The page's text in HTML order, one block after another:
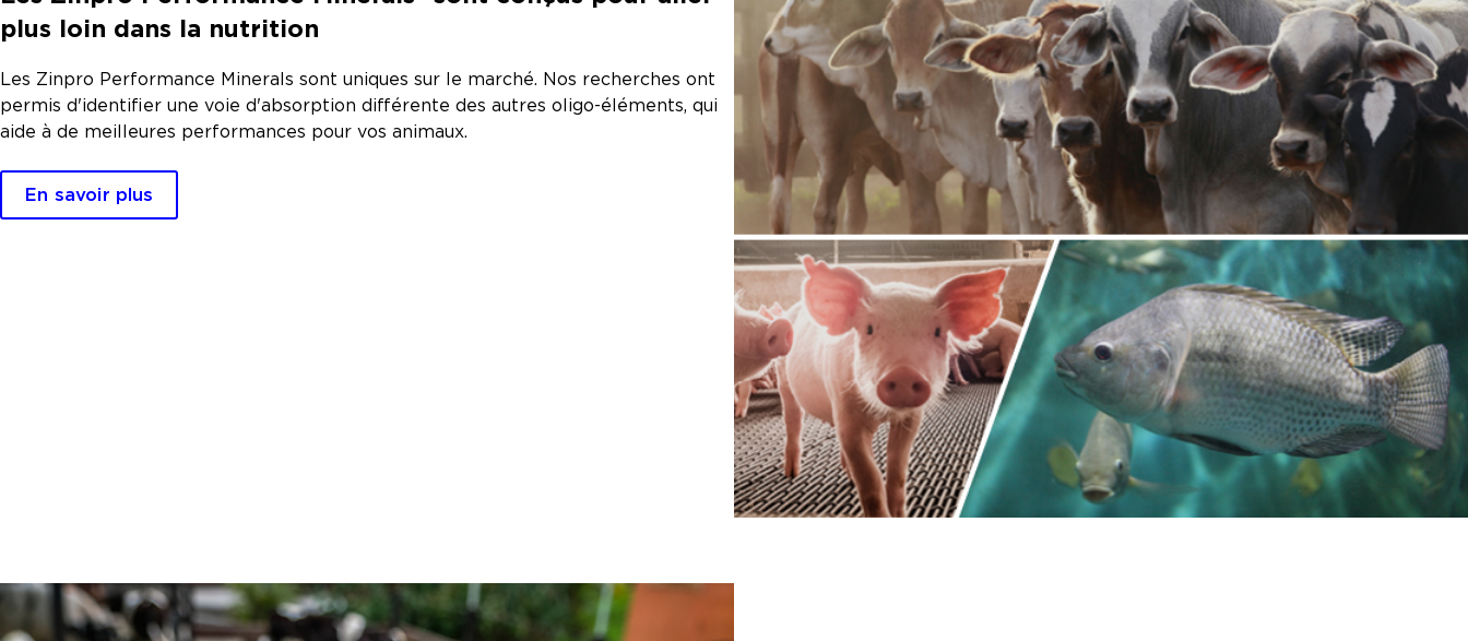
plus loin dans la nutrition
Les Zinpro Performance Minerals sont uniques sur le marché. Nos recherches ont
permis d'identifier une voie d'absorption différente des autres oligo-éléments, qui
aide à de meilleures performances pour vos animaux.
En savoir plus